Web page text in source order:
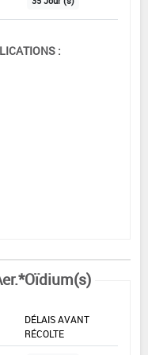
:
DÉLAIS AVANT
RÉCOLTE